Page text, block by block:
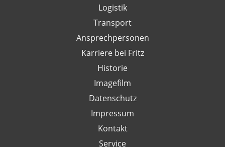
Logistik
Transport
Ansprechpersonen
Karriere bei Fritz
Historie
Imagefilm
Datenschutz
Impressum
Kontakt
Service